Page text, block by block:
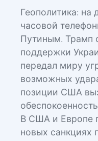
Геополитика: на
часовой
Путиным. Трамп
поддержки
передал миру
возможных
позиции США
В США и Европе
новых санкциях